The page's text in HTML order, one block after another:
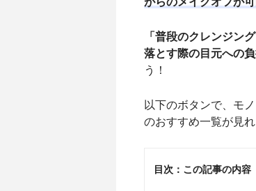
「普段のクレンジン
落とす際の目元への
う！
以下のボタンで、モ
のおすすめ一覧が見れ
目次：この記事の内容